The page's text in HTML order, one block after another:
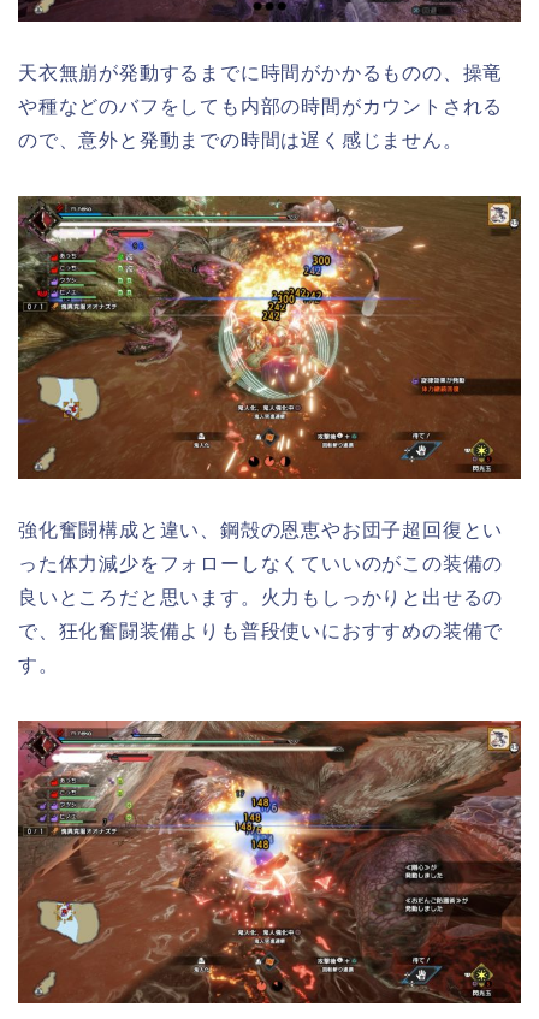
天衣無崩が発動するまでに時間がかかるものの、操竜
や種などのバフをしても内部の時間がカウントされる
ので、意外と発動までの時間は遅く感じません。
強化奮闘構成と違い、鋼殻の恩恵やお団子超回復とい
った体力減少をフォローしなくていいのがこの装備の
良いところだと思います。火力もしっかりと出せるの
で、狂化奮闘装備よりも普段使いにおすすめの装備で
す。